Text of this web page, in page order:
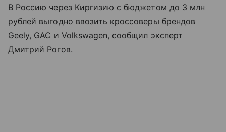
В Россию через Киргизию с бюджетом до 3 млн
рублей выгодно ввозить кроссоверы брендов
Geely, GAC и Volkswagen, сообщил эксперт
Дмитрий Рогов.